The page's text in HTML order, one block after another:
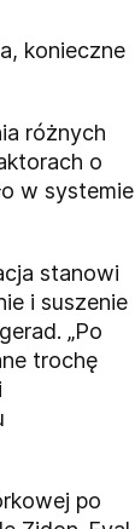
konieczne
różnych
o
w systemie
stanowi
i suszenie
„Po
trochę
po